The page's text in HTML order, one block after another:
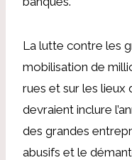
La lutte contre les
mobilisation de
rues et sur les lieux
devraient inclure
des grandes
abusifs et le